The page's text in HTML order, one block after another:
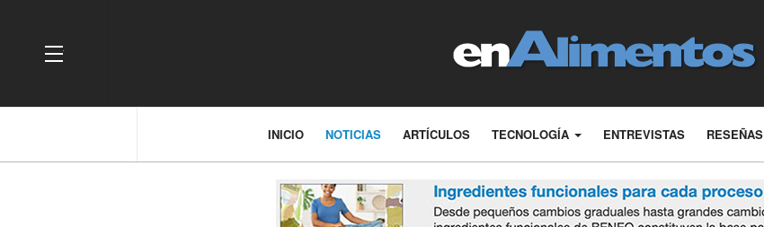
OFF CANVAS
INICIO NOTICIAS ARTÍCULOS TECNOLOGÍA ENTREVISTAS RESEÑAS